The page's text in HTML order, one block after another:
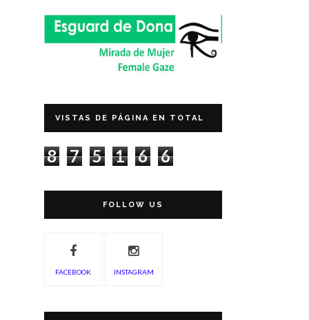
VISTAS DE PÁGINA EN TOTAL
8 7 5 1 6 6
FOLLOW US
FACEBOOK INSTAGRAM